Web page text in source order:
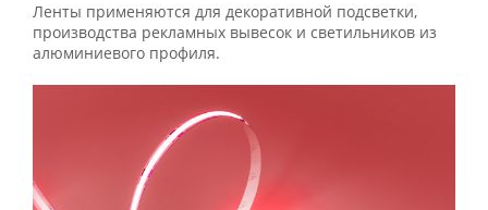
Ленты применяются для декоративной подсветки,
производства рекламных вывесок и светильников из
алюминиевого профиля.